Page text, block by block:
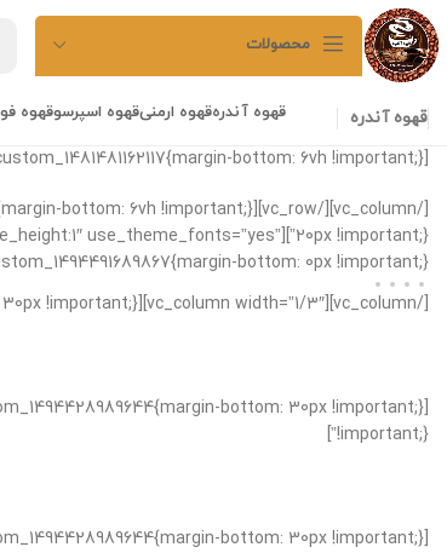
محصولات
قهوه آندره قهوه آندرهقهوه ارمنیقهوه اسپرسوقهوه
[vc_row css_animation=”fadeIn” css=”.vc_custom_1481481162117{margin-bottom: 6vh !important;}”][vc_column]
use_theme_fonts=”yes”
bottom: 0px !important;}”][/vc_column][vc_column width=”1/3″ css=”.vc_custom_1494491744916{margin-bottom: 20px !important;}” offset=”vc_hidden-xs”]
[/vc_column][vc_column width=”1/3″][vc_separator css=”.vc_custom_1494428989644{margin-bottom: 30px !important;}”]
!important;}”]